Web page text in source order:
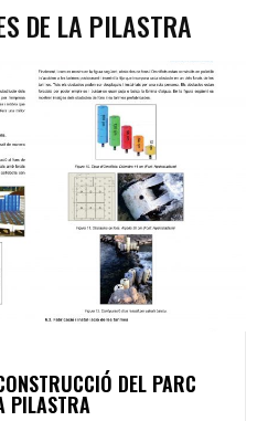
DE LA PILASTRA
DEL PARC
PILASTRA